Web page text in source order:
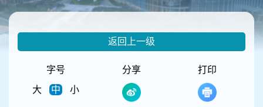
到
网
返回上一级
字号
大
中 小
分享 打印